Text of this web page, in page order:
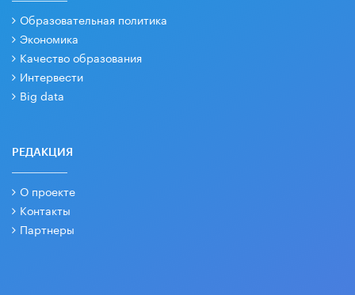
Образовательная политика
Экономика
Качество образования
Интервести
Big data
РЕДАКЦИЯ
О проекте
Контакты
Партнеры